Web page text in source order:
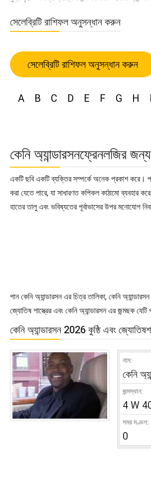
সেলেব্রিটি রাশিফল অনুসন্ধান করুন
সেলেব্রিটি রাশিফল অনুসন্ধান করুন
A B C D E F G H I
কেনি অ্যান্ডারসনফ্রেনলজির
একটি ছবি একটি ব্যক্তির সম্পর্কে অনেক প্রকাশ করে।
করা যেতে পারে, যা সাধারণত কপিকল কাঠামো ব্যবহার
হাতের তালু এবং ভবিষ্যতের পূর্বাভাসের উপর মনোযোগ
পান কেনি অ্যান্ডারসন এর চিত্র তালিকা, কেনি
জ্যোতিষ শাস্ত্রের এবং কেনি অ্যান্ডারসন এর জন্মছক
কেনি অ্যান্ডারসন 2026 কুষ্ঠি এবং
নাম:
কেনি
জন্মস্থান:
4 W
সময় মণ্ডল:
0